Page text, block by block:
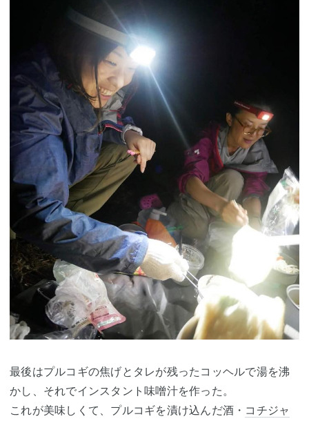
最後はプルコギの焦げとタレが残ったコッヘルで湯を沸
かし、それでインスタント味噌汁を作った。
これが美味しくて、プルコギを漬け込んだ酒・ コチジャ